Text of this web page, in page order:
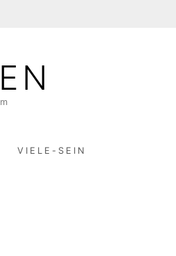
VIELE-SEIN